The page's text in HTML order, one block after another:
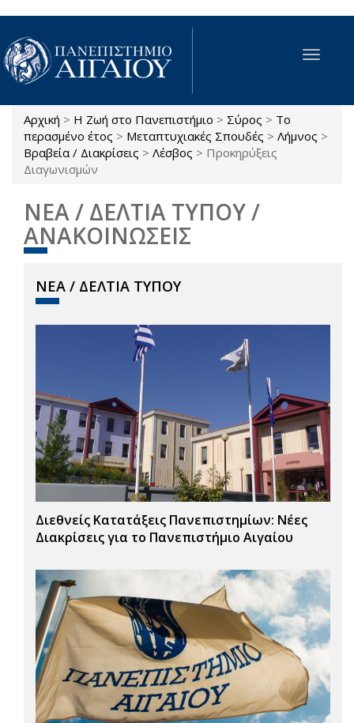
Παράκαμψη προς το κυρίως περιεχόμενο
Toggle
Είστε εδώ
Αρχική > Η Ζωή στο Πανεπιστήμιο > Σύρος > Το
περασμένο έτος > Μεταπτυχιακές Σπουδές > Λήμνος >
Βραβεία / Διακρίσεις > Λέσβος > Προκηρύξεις
Διαγωνισμών
ΝΕΑ / ΔΕΛΤΙΑ ΤΥΠΟΥ /
ΑΝΑΚΟΙΝΩΣΕΙΣ
ΝΕΑ / ΔΕΛΤΙΑ ΤΥΠΟΥ
Διεθνείς Κατατάξεις Πανεπιστημίων: Νέες
Διακρίσεις για το Πανεπιστήμιο Αιγαίου